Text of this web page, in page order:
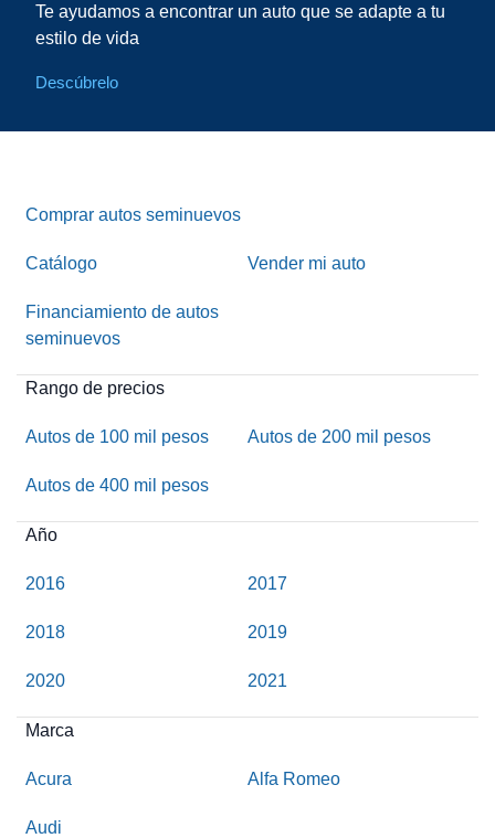
Te ayudamos a encontrar un auto que se adapte a tu
estilo de vida
Descúbrelo
Comprar autos seminuevos
Catálogo Vender mi auto
Financiamiento de autos
seminuevos
Rango de precios
Autos de 100 mil pesos Autos de 200 mil pesos
Autos de 400 mil pesos
Año
2016 2017
2018 2019
2020 2021
Marca
Acura Alfa Romeo
Audi